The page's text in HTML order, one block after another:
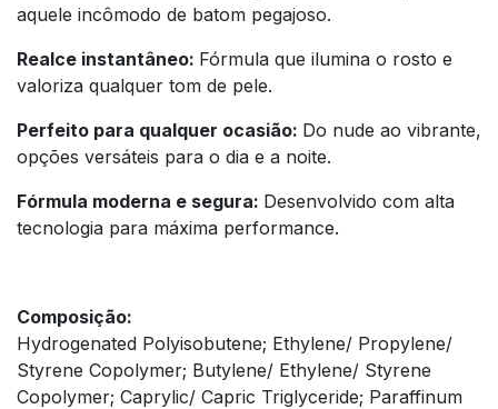
aquele incômodo de batom pegajoso.
Realce instantâneo: Fórmula que ilumina o rosto e
valoriza qualquer tom de pele.
Perfeito para qualquer ocasião: Do nude ao vibrante,
opções versáteis para o dia e a noite.
Fórmula moderna e segura: Desenvolvido com alta
tecnologia para máxima performance.
Composição:
Hydrogenated Polyisobutene; Ethylene/ Propylene/
Styrene Copolymer; Butylene/ Ethylene/ Styrene
Copolymer; Caprylic/ Capric Triglyceride; Paraffinum